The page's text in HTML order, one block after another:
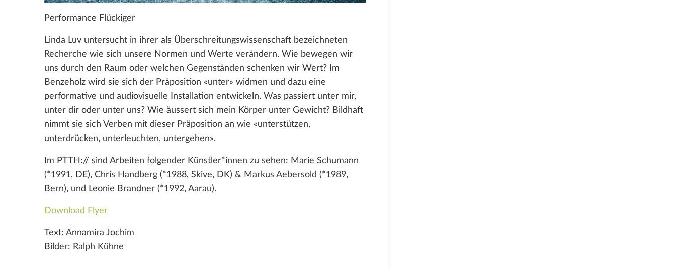
Performance Flückiger
Linda Luv untersucht in ihrer als Überschreitungswissenschaft bezeichneten
Recherche wie sich unsere Normen und Werte verändern. Wie bewegen wir
uns durch den Raum oder welchen Gegenständen schenken wir Wert? Im
Benzeholz wird sie sich der Präposition «unter» widmen und dazu eine
performative und audiovisuelle Installation entwickeln. Was passiert unter mir,
unter dir oder unter uns? Wie äussert sich mein Körper unter Gewicht? Bildhaft
nimmt sie sich Verben mit dieser Präposition an wie «unterstützen,
unterdrücken, unterleuchten, untergehen».
Im PTTH:// sind Arbeiten folgender Künstler*innen zu sehen: Marie Schumann
(*1991, DE), Chris Handberg (*1988, Skive, DK) & Markus Aebersold (*1989,
Bern), und Leonie Brandner (*1992, Aarau).
Download Flyer
Text: Annamira Jochim
Bilder: Ralph Kühne